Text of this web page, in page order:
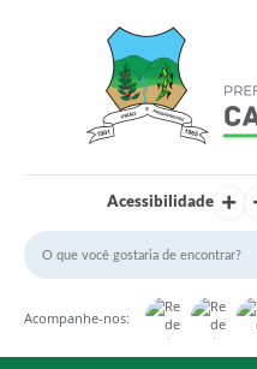
Acessibilidade
Acompanhe-nos: